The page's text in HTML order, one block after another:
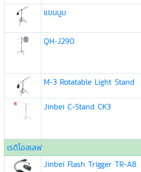
แขนบูม
QH-J290
M-3 Rotatable Light Stand
Jinbei C-Stand CK3
เรดิโอสเลฟ
Jinbei Flash Trigger TR-A8